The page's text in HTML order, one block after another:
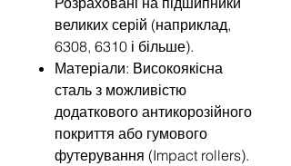
великих серій (наприклад,
6308, 6310 і більше).
Матеріали: Високоякісна
сталь з можливістю
додаткового антикорозійного
покриття або гумового
футерування (Impact rollers).